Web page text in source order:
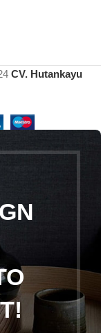
CV. Hutankayu